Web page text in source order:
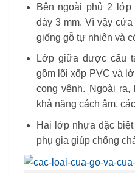
Bên ngoài phủ 2
dày 3 mm. Vì vậy
giống gỗ tự nhiên và
Lớp giữa được cấu
gồm lõi xốp PVC và
cong vênh. Ngoài
khả năng cách âm,
Hai lớp nhựa đặc
phụ gia giúp chống